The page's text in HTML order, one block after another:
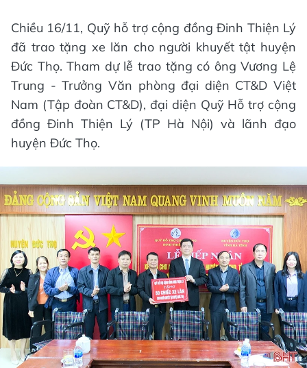
Chiều 16/11, Quỹ hỗ trợ cộng đồng Đinh Thiện Lý
đã trao tặng xe lăn cho người khuyết tật huyện
Đức Thọ. Tham dự lễ trao tặng có ông Vương Lệ
Trung - Trưởng Văn phòng đại diện CT&D Việt
Nam (Tập đoàn CT&D), đại diện Quỹ Hỗ trợ cộng
đồng Đinh Thiện Lý (TP Hà Nội) và lãnh đạo
huyện Đức Thọ.